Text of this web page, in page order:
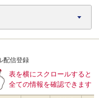
配信登録
表を横にスクロールすると
全ての情報を確認できます